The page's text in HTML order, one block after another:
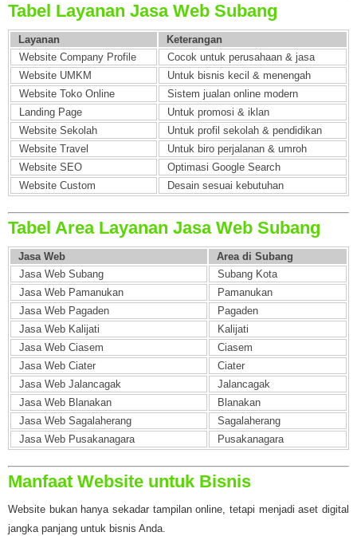
Tabel Layanan Jasa Web Subang
Layanan
Keterangan
Website Company Profile
Cocok untuk perusahaan & jasa
Website UMKM
Untuk bisnis kecil & menengah
Website Toko Online
Sistem jualan online modern
Landing Page
Untuk promosi & iklan
Website Sekolah
Untuk profil sekolah & pendidikan
Website Travel
Untuk biro perjalanan & umroh
Website SEO
Optimasi Google Search
Website Custom
Desain sesuai kebutuhan
Tabel Area Layanan Jasa Web Subang
Jasa Web
Area di Subang
Jasa Web Subang
Subang Kota
Jasa Web Pamanukan
Pamanukan
Jasa Web Pagaden
Pagaden
Jasa Web Kalijati
Kalijati
Jasa Web Ciasem
Ciasem
Jasa Web Ciater
Ciater
Jasa Web Jalancagak
Jalancagak
Jasa Web Blanakan
Blanakan
Jasa Web Sagalaherang
Sagalaherang
Jasa Web Pusakanagara
Pusakanagara
Manfaat Website untuk Bisnis
Website bukan hanya sekadar tampilan online, tetapi menjadi aset digital
jangka panjang untuk bisnis Anda.